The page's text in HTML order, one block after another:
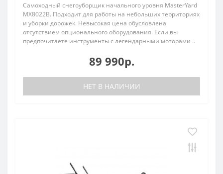
Самоходный снегоуборщик начального уровня MasterYard
MX8022B. Подходит для работы на небольших территориях
и уборки дорожек. Невысокая цена обусловлена
отсутствием опционального оборудования. Если вы
предпочитаете инструменты с легендарными моторами ..
89 990р.
НЕТ В НАЛИЧИИ